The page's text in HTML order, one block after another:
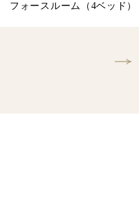
フォースルーム（4ベッド）